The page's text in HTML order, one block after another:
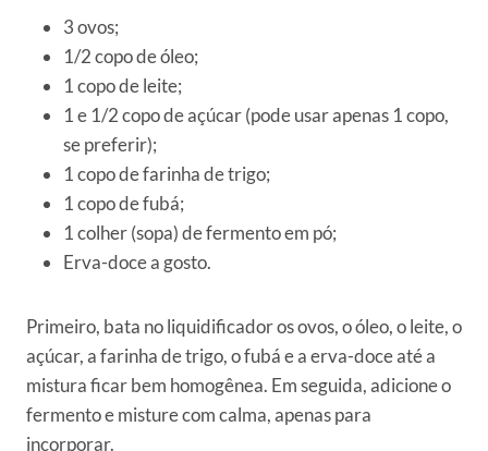
3 ovos;
1/2 copo de óleo;
1 copo de leite;
1 e 1/2 copo de açúcar (pode usar apenas 1 copo,
se preferir);
1 copo de farinha de trigo;
1 copo de fubá;
1 colher (sopa) de fermento em pó;
Erva-doce a gosto.
Primeiro, bata no liquidificador os ovos, o óleo, o leite, o
açúcar, a farinha de trigo, o fubá e a erva-doce até a
mistura ficar bem homogênea. Em seguida, adicione o
fermento e misture com calma, apenas para
incorporar.